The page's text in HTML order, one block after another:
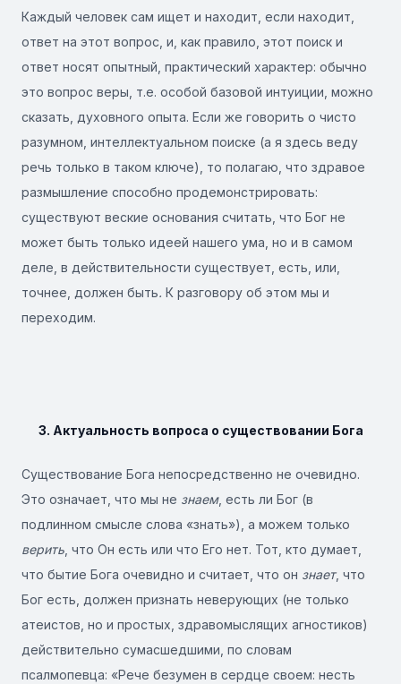
Каждый человек сам ищет и находит, если находит,
ответ на этот вопрос, и, как правило, этот поиск и
ответ носят опытный, практический характер: обычно
это вопрос веры, т.е. особой базовой интуиции, можно
сказать, духовного опыта. Если же говорить о чисто
разумном, интеллектуальном поиске (а я здесь веду
речь только в таком ключе), то полагаю, что здравое
размышление способно продемонстрировать:
существуют веские основания считать, что Бог не
может быть только идеей нашего ума, но и в самом
деле, в действительности существует, есть, или,
точнее, должен быть. К разговору об этом мы и
переходим.
3. Актуальность вопроса о существовании Бога
Существование Бога непосредственно не очевидно.
Это означает, что мы не знаем, есть ли Бог (в
подлинном смысле слова «знать»), а можем только
верить , что Он есть или что Его нет. Тот, кто думает,
что бытие Бога очевидно и считает, что он знает, что
Бог есть, должен признать неверующих (не только
атеистов, но и простых, здравомыслящих агностиков)
действительно сумасшедшими, по словам
псалмопевца: «Рече безумен в сердце своем: несть